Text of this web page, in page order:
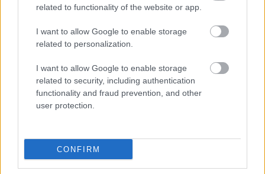
related to functionality of the website or app.
I want to allow Google to enable storage
related to personalization.
I want to allow Google to enable storage
related to security, including authentication
functionality and fraud prevention, and other
user protection.
CONFIRM
ENERGIATAKARÉKOSSÁG: KORÁBBAN KEZDŐDIK
A GYŐRI AUDI ETO KC PÉNTEKI FELKÉSZÜLÉSI
Az energiaellátás tehermentesítése érdekében másfél órával
előrébb hozták a Brest Bretagne Handball elleni találkozó
kezdését.